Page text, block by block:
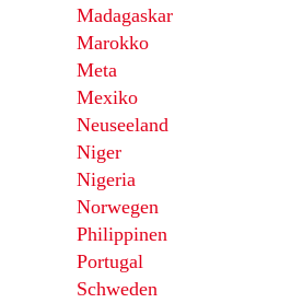
Madagaskar
Marokko
Meta
Mexiko
Neuseeland
Niger
Nigeria
Norwegen
Philippinen
Portugal
Schweden